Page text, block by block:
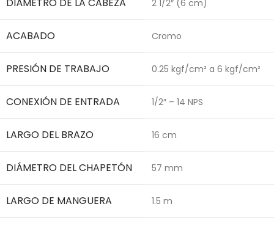
2 1/2″ (6 cm)
ACABADO Cromo
PRESIÓN DE TRABAJO 0.25 kgf/cm² a 6 kgf/cm²
CONEXIÓN DE ENTRADA 1/2″ – 14 NPS
LARGO DEL BRAZO 16 cm
DIÁMETRO DEL CHAPETÓN 57 mm
LARGO DE MANGUERA 1.5 m